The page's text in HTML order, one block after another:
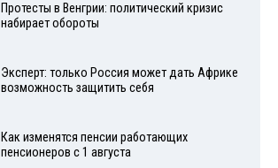
Протесты в Венгрии: политический кризис
набирает обороты
Эксперт: только Россия может дать Африке
возможность защитить себя
Как изменятся пенсии работающих
пенсионеров с 1 августа